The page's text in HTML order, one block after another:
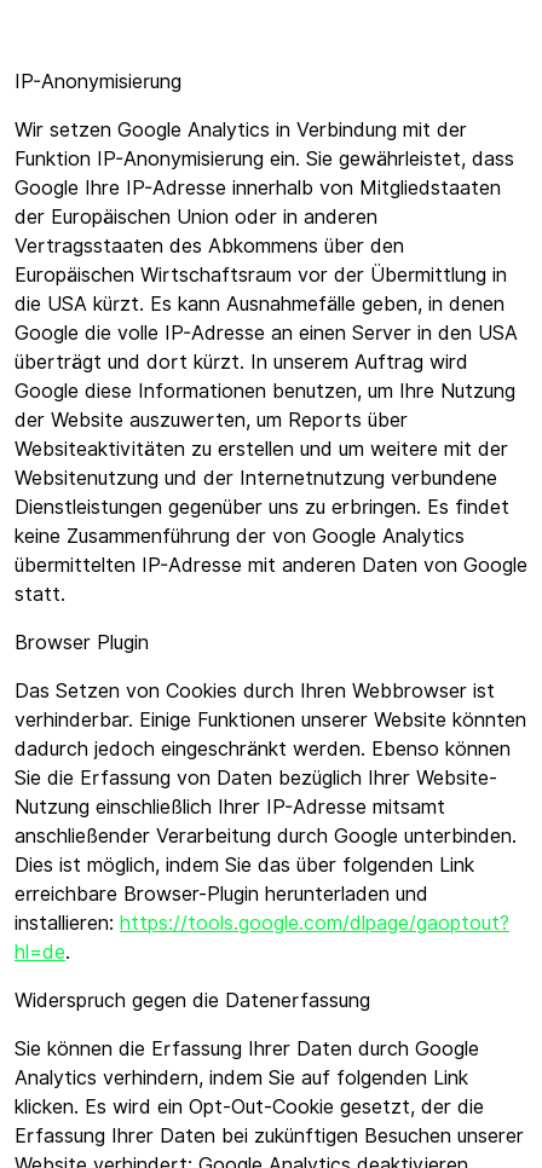
IP-Anonymisierung
Wir setzen Google Analytics in Verbindung mit der
Funktion IP-Anonymisierung ein. Sie gewährleistet, dass
Google Ihre IP-Adresse innerhalb von Mitgliedstaaten
der Europäischen Union oder in anderen
Vertragsstaaten des Abkommens über den
Europäischen Wirtschaftsraum vor der Übermittlung in
die USA kürzt. Es kann Ausnahmefälle geben, in denen
Google die volle IP-Adresse an einen Server in den USA
überträgt und dort kürzt. In unserem Auftrag wird
Google diese Informationen benutzen, um Ihre Nutzung
der Website auszuwerten, um Reports über
Websiteaktivitäten zu erstellen und um weitere mit der
Websitenutzung und der Internetnutzung verbundene
Dienstleistungen gegenüber uns zu erbringen. Es findet
keine Zusammenführung der von Google Analytics
übermittelten IP-Adresse mit anderen Daten von Google
statt.
Browser Plugin
Das Setzen von Cookies durch Ihren Webbrowser ist
verhinderbar. Einige Funktionen unserer Website könnten
dadurch jedoch eingeschränkt werden. Ebenso können
Sie die Erfassung von Daten bezüglich Ihrer Website-
Nutzung einschließlich Ihrer IP-Adresse mitsamt
anschließender Verarbeitung durch Google unterbinden.
Dies ist möglich, indem Sie das über folgenden Link
erreichbare Browser-Plugin herunterladen und
installieren: https://tools.google.com/dlpage/gaoptout?
hl=de.
Widerspruch gegen die Datenerfassung
Sie können die Erfassung Ihrer Daten durch Google
Analytics verhindern, indem Sie auf folgenden Link
klicken. Es wird ein Opt-Out-Cookie gesetzt, der die
Erfassung Ihrer Daten bei zukünftigen Besuchen unserer